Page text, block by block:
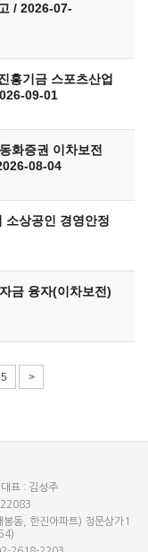
/ 2026-07-
흥기금 스포츠산업
09-01
화증권 이차보전
08-04
상공인 경영안정
금 융자(이차보전)
5 >
대표 : 김성주
동, 한진아파트) 정문상가1